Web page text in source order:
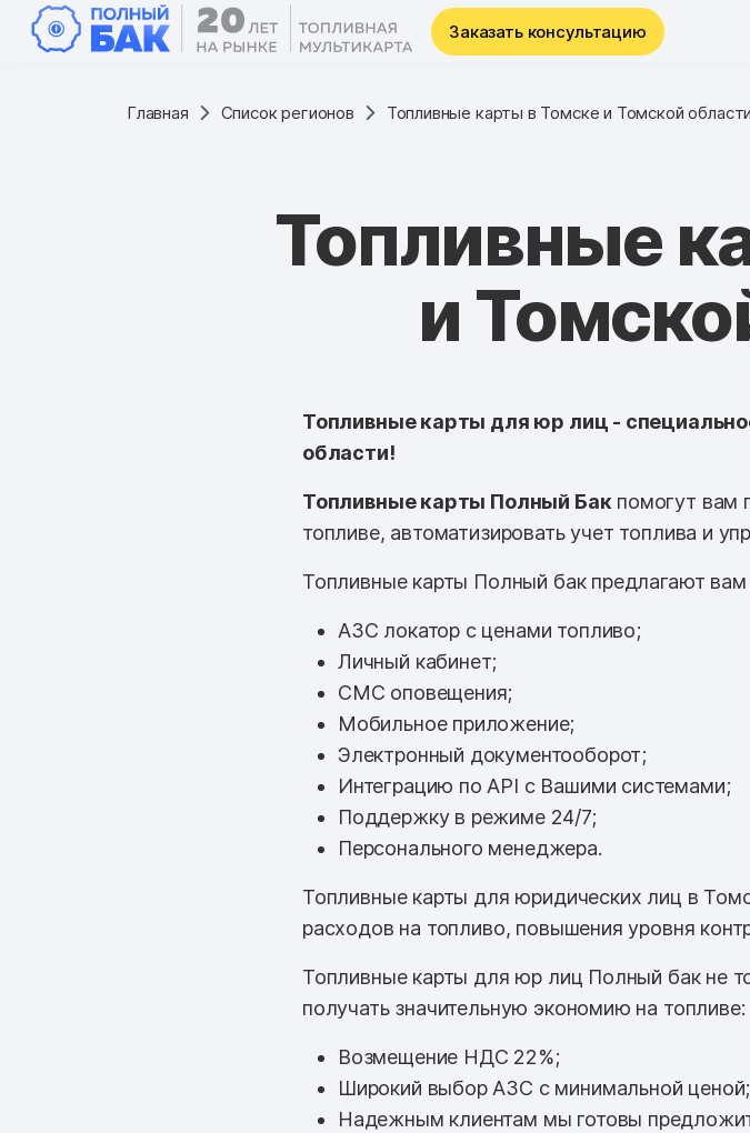
Заказать консультацию
Главная Список регионов Топливные карты в Томске и Томской области
Топливные
и
Топливные карты для юр лиц -
области!
Топливные карты Полный Бак помогут вам
топливе, автоматизировать учет топлива и
Топливные карты Полный бак предлагают
АЗС локатор с ценами топливо;
Личный кабинет;
СМС оповещения;
Мобильное приложение;
Электронный документооборот;
Интеграцию по API с Вашими системами;
Поддержку в режиме 24/7;
Персонального менеджера.
Топливные карты для юридических лиц в
расходов на топливо, повышения уровня
Топливные карты для юр лиц Полный бак не
получать значительную экономию на топливе:
Возмещение НДС 22%;
Широкий выбор АЗС с минимальной ценой;
Надежным клиентам мы готовы